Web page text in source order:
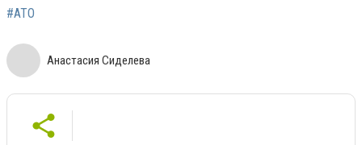
#АТО
Анастасия Сиделева